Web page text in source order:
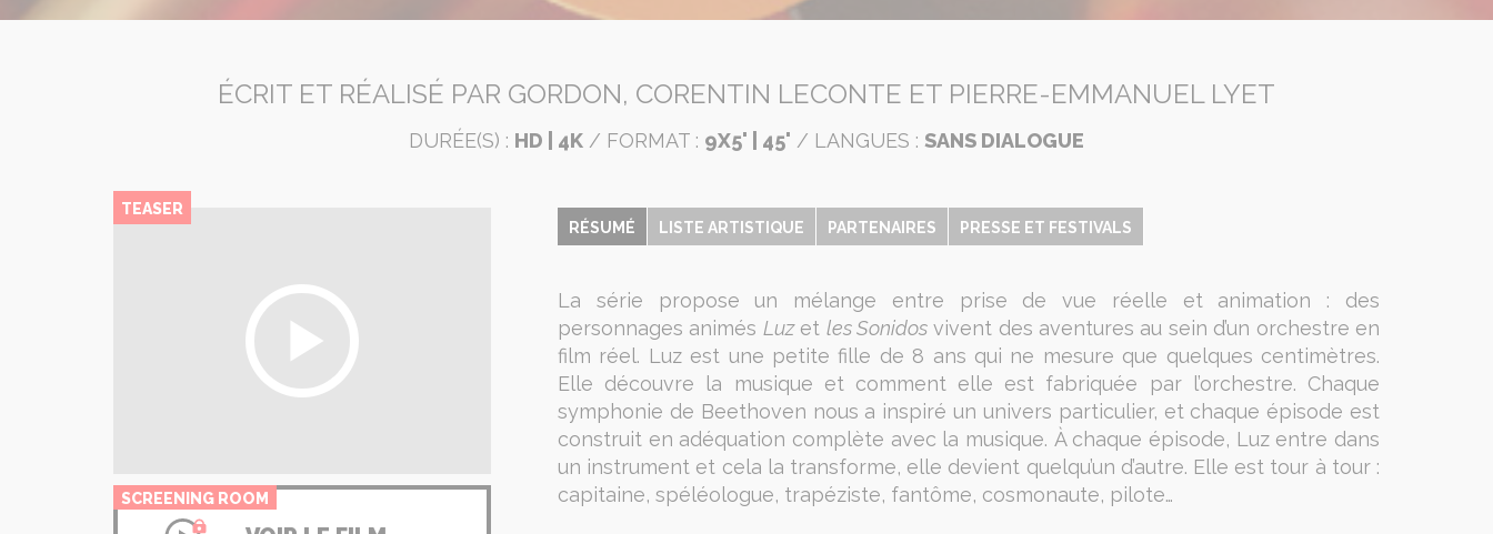
ÉCRIT ET RÉALISÉ PAR GORDON, CORENTIN LECONTE ET PIERRE-EMMANUEL LYET
DURÉE(S) : HD | 4K / FORMAT : 9X5' | 45' / LANGUES : SANS DIALOGUE
TEASER
SCREENING ROOM
RÉSUMÉ LISTE ARTISTIQUE PARTENAIRES PRESSE ET FESTIVALS
La série propose un mélange entre prise de vue réelle et animation : des
personnages animés Luzet les Sonidosvivent des aventures au sein d’un orchestre en
film réel. Luz est une petite fille de 8 ans qui ne mesure que quelques centimètres.
Elle découvre la musique et comment elle est fabriquée par l’orchestre. Chaque
symphonie de Beethoven nous a inspiré un univers particulier, et chaque épisode est
construit en adéquation complète avec la musique. À chaque épisode, Luz entre dans
un instrument et cela la transforme, elle devient quelqu’un d’autre. Elle est tour à tour :
capitaine, spéléologue, trapéziste, fantôme, cosmonaute, pilote…